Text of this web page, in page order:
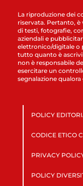
La riproduzione dei
riservata. Pertanto, è
di testi, fotografie,
aziendali e
elettronico/digitale o
tutto quanto è
non è responsabile
esercitare un
segnalazione
POLICY
CODICE ETICO
PRIVACY
POLICY